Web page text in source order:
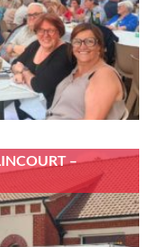
–